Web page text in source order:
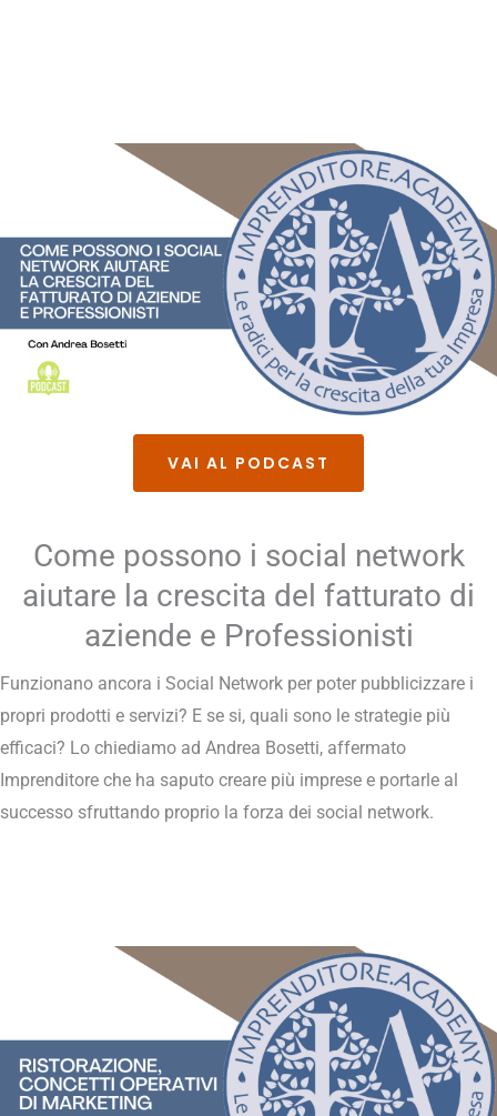
VAI AL PODCAST
Come possono i social network
aiutare la crescita del fatturato di
aziende e Professionisti
Funzionano ancora i Social Network per poter pubblicizzare i
propri prodotti e servizi? E se si, quali sono le strategie più
efficaci? Lo chiediamo ad Andrea Bosetti, affermato
Imprenditore che ha saputo creare più imprese e portarle al
successo sfruttando proprio la forza dei social network.